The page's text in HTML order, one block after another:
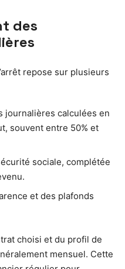
des
repose sur plusieurs
journalières calculées en
souvent entre 50% et
sociale, complétée
et des plafonds
choisi et du profil de
mensuel. Cette